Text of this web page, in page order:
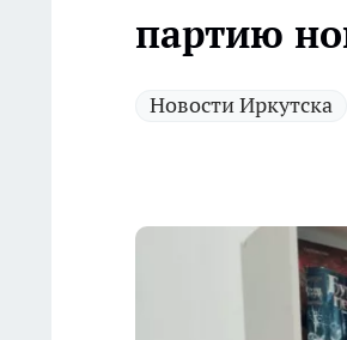
партию
Новости Иркутска